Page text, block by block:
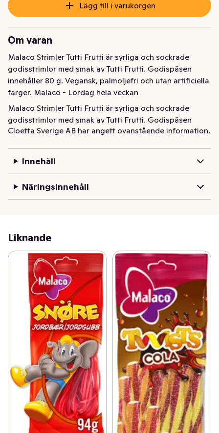
Lägg till i varukorgen
Om varan
Malaco Strimler Tutti Frutti är syrliga och sockrade
godisstrimlor med smak av Tutti Frutti. Godispåsen
innehåller 80 g. Vegansk, palmoljefri och utan artificiella
färger. Malaco - Lördag hela veckan
Malaco Strimler Tutti Frutti är syrliga och sockrade
godisstrimlor med smak av Tutti Frutti. Godispåsen
innehåller 80 g. Vegansk, palmoljefri och utan artificiella
Cloetta Sverige AB har angett ovanstående information.
Innehåll
Näringsinnehåll
Liknande